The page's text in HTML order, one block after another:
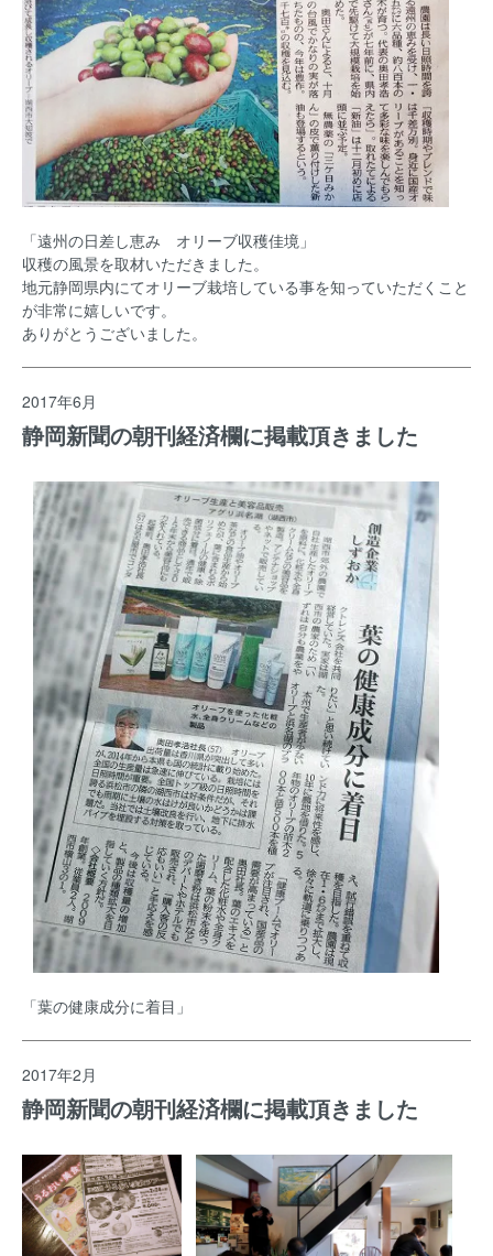
「遠州の日差し恵み オリーブ収穫佳境」
収穫の風景を取材いただきました。
地元静岡県内にてオリーブ栽培している事を知っていただくこと
が非常に嬉しいです。
ありがとうございました。
2017年6月
静岡新聞の朝刊経済欄に掲載頂きました
「葉の健康成分に着目」
2017年2月
静岡新聞の朝刊経済欄に掲載頂きました